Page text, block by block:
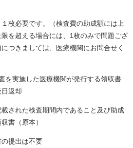
要です。（検査費の助成額には上
を超える場合には、1枚のみで問題ござ
つきましては、医療機関にお問合せく
実施した医療機関が発行する領収書
返却
た検査期間内であること及び助成
書（原本）
出は不要